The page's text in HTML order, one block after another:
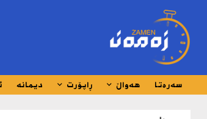
سەرەتا هەواڵ ڕاپۆرت دیمانە